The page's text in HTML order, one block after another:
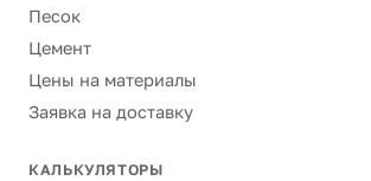
Песок
Цемент
Цены на материалы
Заявка на доставку
КАЛЬКУЛЯТОРЫ